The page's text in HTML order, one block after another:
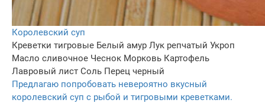
Королевский суп
Креветки тигровые Белый амур Лук репчатый Укроп
Масло сливочное Чеснок Морковь Картофель
Лавровый лист Соль Перец черный
Предлагаю попробовать невероятно вкусный
королевский суп с рыбой и тигровыми креветками.